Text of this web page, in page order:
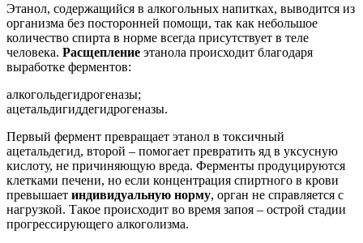
Этанол, содержащийся в алкогольных напитках, выводится из
организма без посторонней помощи, так как небольшое
количество спирта в норме всегда присутствует в теле
человека. Расщепление этанола происходит благодаря
выработке ферментов:
алкогольдегидрогеназы;
ацетальдигиддегидрогеназы.
Первый фермент превращает этанол в токсичный
ацетальдегид, второй – помогает превратить яд в уксусную
кислоту, не причиняющую вреда. Ферменты продуцируются
клетками печени, но если концентрация спиртного в крови
превышает индивидуальную норму, орган не справляется с
нагрузкой. Такое происходит во время запоя – острой стадии
прогрессирующего алкоголизма.